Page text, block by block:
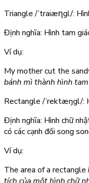
Triangle/’traiæηgl/:
Định nghĩa: Hình tam
Ví dụ:
My mother cut the
bánh mì thành hình
Rectangle/’rektæŋgl/:
Định nghĩa: Hình chữ
có các cạnh đối song
Ví dụ:
The area of a